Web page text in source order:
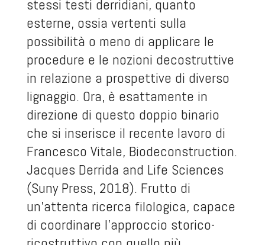
stessi testi derridiani, quanto
esterne, ossia vertenti sulla
possibilità o meno di applicare le
procedure e le nozioni decostruttive
in relazione a prospettive di diverso
lignaggio. Ora, è esattamente in
direzione di questo doppio binario
che si inserisce il recente lavoro di
Francesco Vitale, Biodeconstruction.
Jacques Derrida and Life Sciences
(Suny Press, 2018). Frutto di
un’attenta ricerca filologica, capace
di coordinare l’approccio storico-